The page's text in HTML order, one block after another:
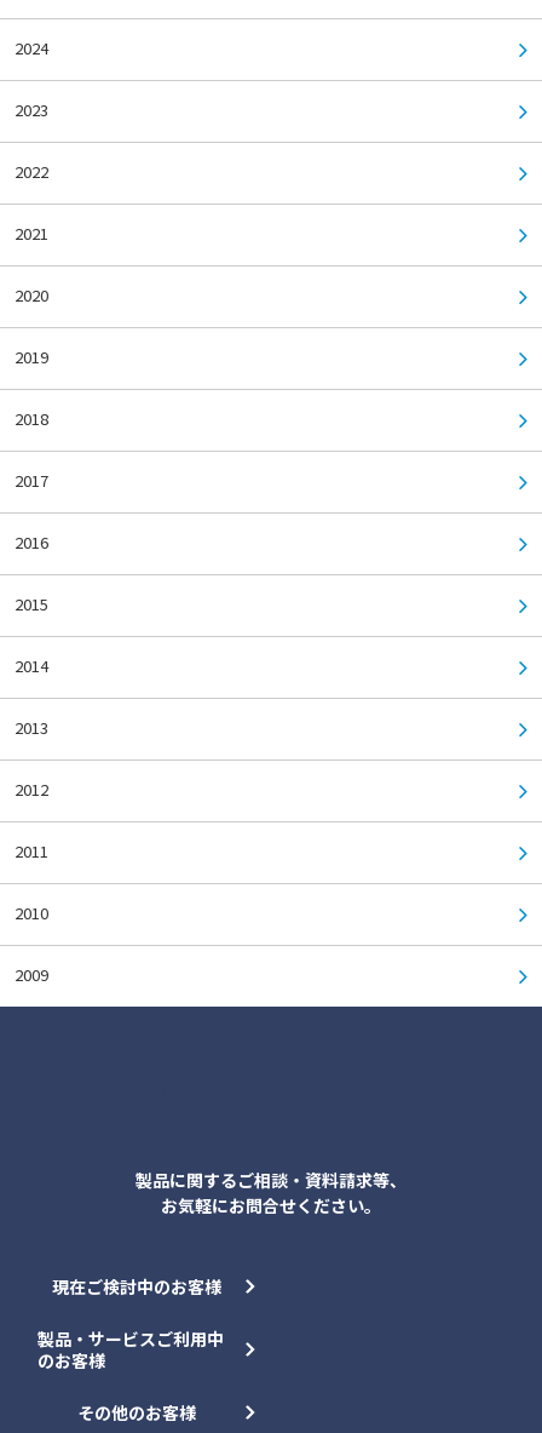
2024
2023
2022
2021
2020
2019
2018
2017
2016
2015
2014
2013
2012
2011
2010
2009
製品に関するご相談・資料請求等、
お気軽にお問合せください。
現在ご検討中のお客様
製品・サービスご利用中
のお客様
その他のお客様